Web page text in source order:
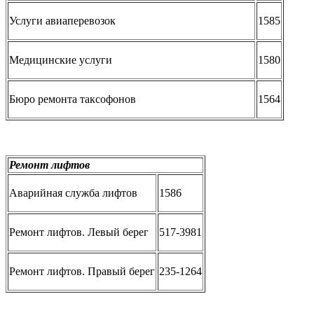
Услуги авиаперевозок 1585
Медицинские услуги 1580
Бюро ремонта таксофонов 1564
Ремонт лифтов
Аварийная служба лифтов 1586
Ремонт лифтов. Левый берег 517-3981
Ремонт лифтов. Правый берег 235-1264